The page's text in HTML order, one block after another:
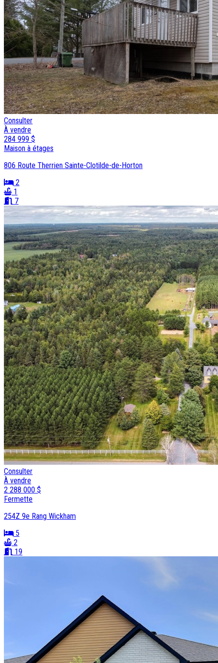
Consulter
À vendre
284 999 $
Maison à étages
806 Route Therrien Sainte-Clotilde-de-Horton
2
1
7
Consulter
À vendre
2 288 000 $
Fermette
254Z 9e Rang Wickham
5
2
19